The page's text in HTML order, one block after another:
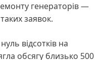
генераторів —
заявок.
відсотків на
обсягу близько 500